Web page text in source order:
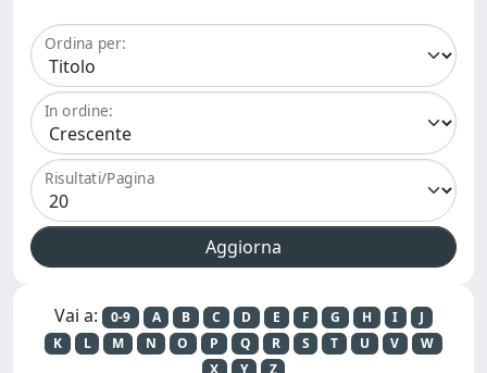
Ordina per:
In ordine:
Risultati/Pagina
Vai a: 0-9 A B C D E F G H I
J
K
L M N O P Q R S T U V
W